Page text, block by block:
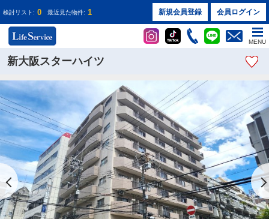
検討リスト: 0 最近見た物件: 1 新規会員登録 会員ログイン
MENU
新大阪スターハイツ